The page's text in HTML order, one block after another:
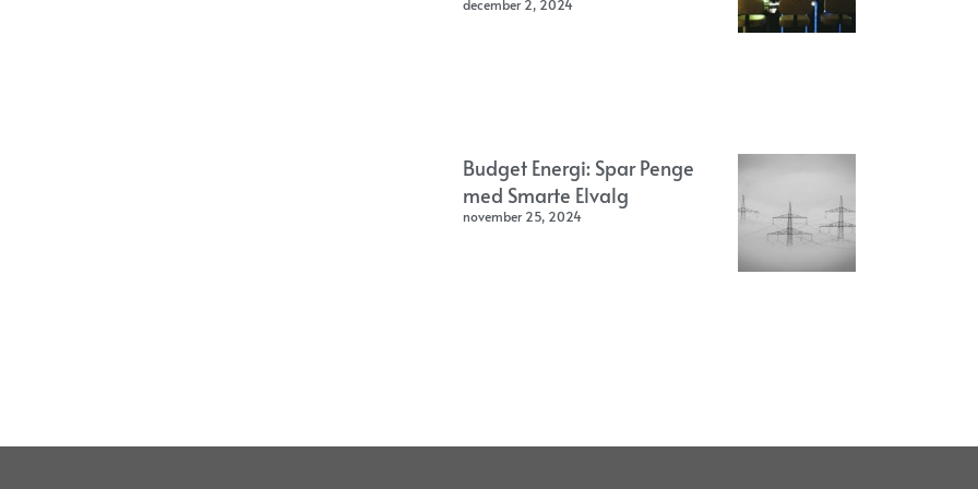
december 2, 2024
Budget Energi: Spar Penge
med Smarte Elvalg
november 25, 2024